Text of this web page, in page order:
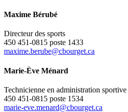
Maxime Bérubé
Directeur des sports
450 451-0815 poste 1433
maxime.berube@cbourget.ca
Marie-Ève Ménard
Technicienne en administration sportive
450 451-0815 poste 1534
marie-eve.menard@cbourget.ca